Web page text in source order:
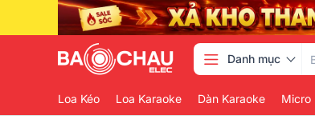
Danh mục
Loa Kéo Loa Karaoke Dàn Karaoke Micro